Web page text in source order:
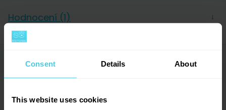
Consent Details About
This website uses cookies
Objem
Materiál
Porcelán
Kusy
Hodnocení (1) →
5
Dotazy a komentáře (0)